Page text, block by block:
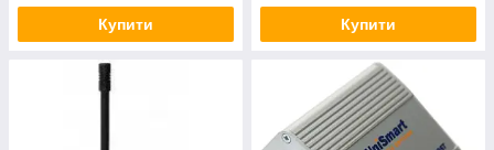
Купити Купити